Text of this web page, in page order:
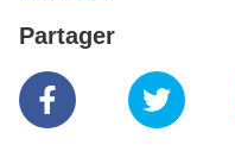
Partager